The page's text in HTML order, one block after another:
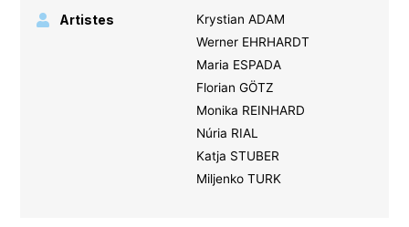
Artistes
Krystian ADAM
Werner EHRHARDT
Maria ESPADA
Florian GÖTZ
Monika REINHARD
Núria RIAL
Katja STUBER
Miljenko TURK